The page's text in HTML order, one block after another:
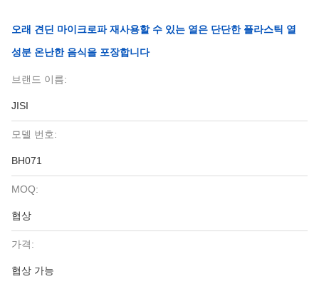
오래 견딘 마이크로파 재사용할 수 있는 열은 단단한 플라스틱 열
성분 온난한 음식을 포장합니다
브랜드 이름:
JISI
모델 번호:
BH071
MOQ:
협상
가격:
협상 가능